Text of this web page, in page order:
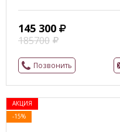
145 300
185700
Позвонить
АКЦИЯ
-15%